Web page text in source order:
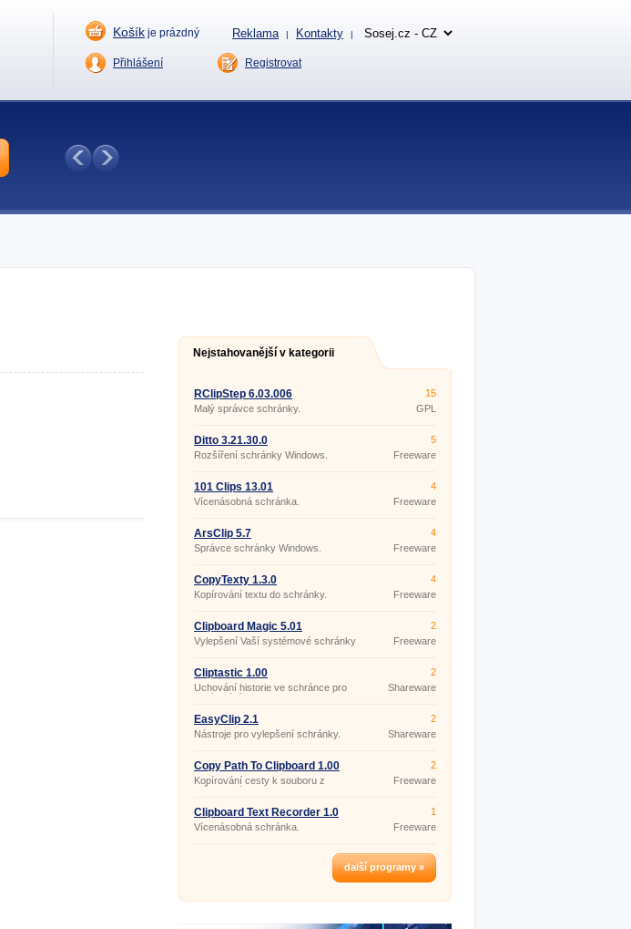
Nejstahovanější v kategorii
RClipStep 6.03.006
Malý správce schránky.
15
GPL
Ditto 3.21.30.0
Rozšíření schránky Windows.
5
Freeware
101 Clips 13.01
Vícenásobná schránka.
4
Freeware
ArsClip 5.7
Správce schránky Windows.
4
Freeware
CopyTexty 1.3.0
Kopírování textu do schránky.
4
Freeware
Clipboard Magic 5.01
Vylepšení Vaší systémové schránky
2
Freeware
Cliptastic 1.00
Uchování historie ve schránce pro
kopírování.
2
Shareware
EasyClip 2.1
Nástroje pro vylepšení schránky.
2
Shareware
Copy Path To Clipboard 1.00
Kopírování cesty k souboru z
průzkumníku.
2
Freeware
Clipboard Text Recorder 1.0
Vícenásobná schránka.
1
Freeware
další programy »
Košík je prázdný Reklama | Kontakty |
Přihlášení Registrovat